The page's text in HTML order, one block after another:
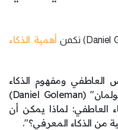
أهمية الذكاء
العاطفي ومفهوم الذكاء
العاطفي مع نشر "دانييل جولمان" (Daniel Goleman)
"الذكاء العاطفي: لماذا يمكن أن
من الذكاء المعرفي؟".